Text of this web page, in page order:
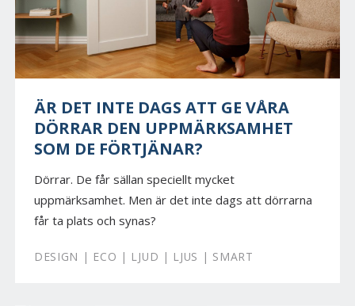
ÄR DET INTE DAGS ATT GE VÅRA
DÖRRAR DEN UPPMÄRKSAMHET
SOM DE FÖRTJÄNAR?
Dörrar. De får sällan speciellt mycket
uppmärksamhet. Men är det inte dags att dörrarna
får ta plats och synas?
DESIGN | ECO | LJUD | LJUS | SMART